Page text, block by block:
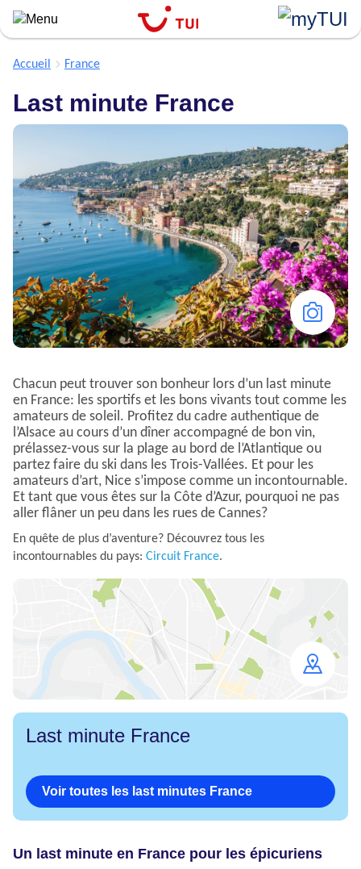
Aller
contenu
Accueil France
Last minute France
Chacun peut trouver son bonheur lors d’un last minute
en France: les sportifs et les bons vivants tout comme les
amateurs de soleil. Profitez du cadre authentique de
l’Alsace au cours d’un dîner accompagné de bon vin,
prélassez-vous sur la plage au bord de l’Atlantique ou
partez faire du ski dans les Trois-Vallées. Et pour les
amateurs d’art, Nice s’impose comme un incontournable.
Et tant que vous êtes sur la Côte d’Azur, pourquoi ne pas
aller flâner un peu dans les rues de Cannes?
En quête de plus d’aventure? Découvrez tous les
incontournables du pays: Circuit France.
map
Last minute France
Voir toutes les last minutes France
Un last minute en France pour les épicuriens